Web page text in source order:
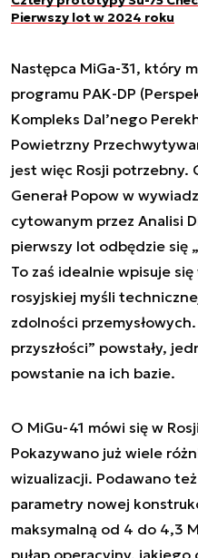
Pierwszy lot w 2024 roku
Następca MiGa-31, który
programu PAK-DP
Kompleks Dal’nego
Powietrzny
jest więc Rosji potrzebny.
Generał Popow w
cytowanym przez Analisi
pierwszy lot odbędzie się
To zaś idealnie wpisuje
rosyjskiej myśli
zdolności
przyszłości” powstały,
powstanie na ich bazie.
O MiGu-41 mówi się w
Pokazywano już wiele
wizualizacji. Podawano
parametry nowej
maksymalną od 4 do 4,3